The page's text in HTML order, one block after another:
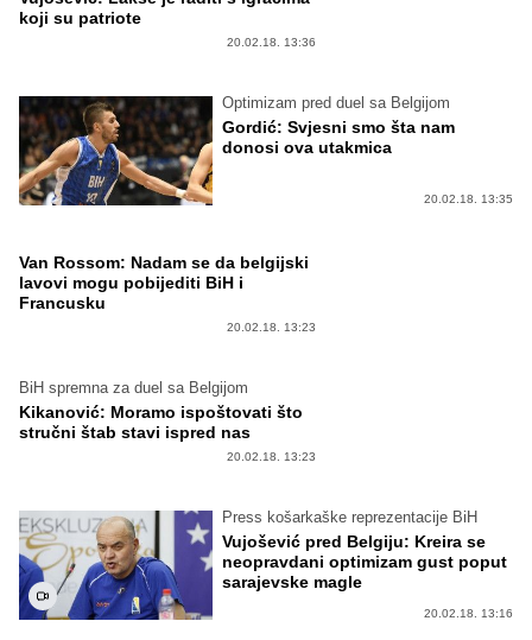
koji su patriote
20.02.18. 13:36
Optimizam pred duel sa Belgijom
Gordić: Svjesni smo šta nam
donosi ova utakmica
20.02.18. 13:35
Van Rossom: Nadam se da belgijski
lavovi mogu pobijediti BiH i
Francusku
20.02.18. 13:23
BiH spremna za duel sa Belgijom
Kikanović: Moramo ispoštovati što
stručni štab stavi ispred nas
20.02.18. 13:23
Press košarkaške reprezentacije BiH
Vujošević pred Belgiju: Kreira se
neopravdani optimizam gust poput
sarajevske magle
20.02.18. 13:16